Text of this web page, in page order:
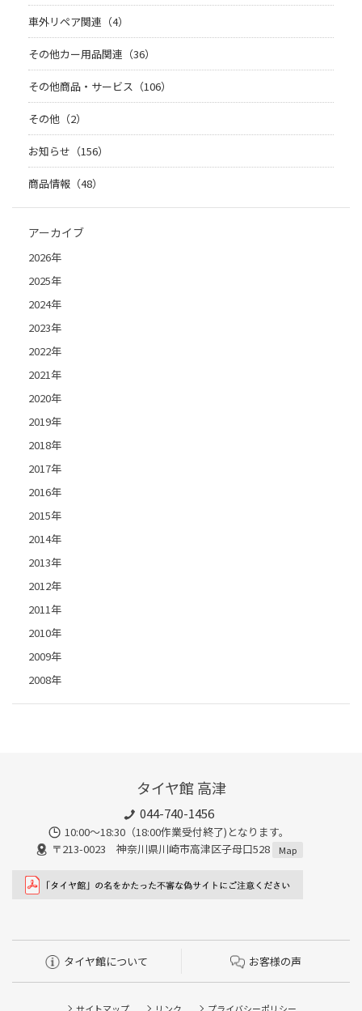
車外リペア関連（4）
その他カー用品関連（36）
その他商品・サービス（106）
その他（2）
お知らせ（156）
商品情報（48）
アーカイブ
2026年
2025年
2024年
2023年
2022年
2021年
2020年
2019年
2018年
2017年
2016年
2015年
2014年
2013年
2012年
2011年
2010年
2009年
2008年
タイヤ館 高津
044-740-1456
10:00～18:30（18:00作業受付終了)となります。
〒213-0023 神奈川県川崎市高津区子母口528
Map
タイヤ館について お客様の声